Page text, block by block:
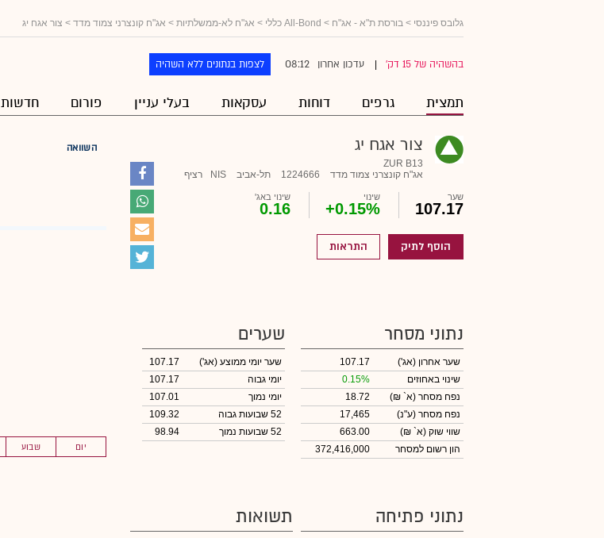
גלובס פיננסי > בורסת ת"א - אג"ח > All-Bond כללי > אג"ח לא-ממשלתיות > אג"ח קונצרני צמוד מדד > צור אגח יג
בהשהיה של 15 דק' עדכון אחרון 08:12 לצפות בנתונים ללא השהיה
תמצית גרפים דוחות עסקאות בעלי עניין פורום חדשות
צור אגח יג
ZUR B13
אג"ח קונצרני צמוד מדד
1224666 תל-אביב NIS רציף
שער
107.17
שינוי
+0.15%
שינוי באג'
0.16
הוסף לתיק התראות
השוואה
יום שבוע
נתוני מסחר
שער אחרון (אג')
107.17
שינוי באחוזים
0.15%
נפח מסחר (א` ₪)
18.72
נפח מסחר (ע"נ)
17,465
שווי שוק (א` ₪)
663.00
הון רשום למסחר
372,416,000
שערים
שער יומי ממוצע (אג')
107.17
יומי גבוה
107.17
יומי נמוך
107.01
52 שבועות גבוה
109.32
52 שבועות נמוך
98.94
נתוני פתיחה תשואות